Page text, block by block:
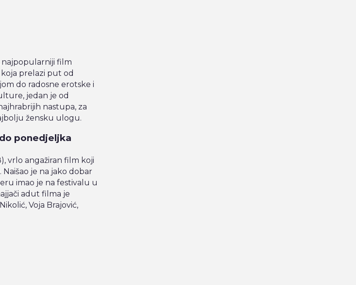
najpopularniji film
prelazi put od
do radosne erotske i
jedan je od
nastupa, za
žensku ulogu.
ponedjeljka
vrlo angažiran film koji
je na jako dobar
imao je na festivalu u
adut filma je
Voja Brajović,